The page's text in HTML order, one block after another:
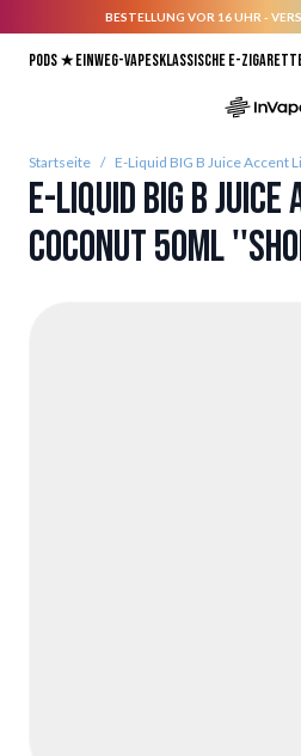
BESTELLUNG VOR 16 UHR -
Pods ★Einweg-VapesKlassische E-
Startseite / E-Liquid BIG B Juice Accent
E-Liquid BIG B
Coconut 50ml